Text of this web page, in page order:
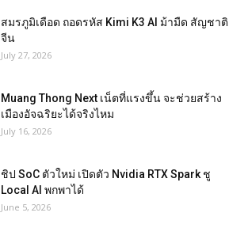
สมรภูมิเดือด ถอดรหัส Kimi K3 AI ม้ามืด สัญชาติ
จีน
July 27, 2026
Muang Thong Next เน็ตที่แรงขึ้น จะช่วยสร้าง
เมืองอัจฉริยะได้จริงไหม
July 16, 2026
ชิป SoC ตัวใหม่ เปิดตัว Nvidia RTX Spark ชู
Local AI พกพาได้
June 5, 2026